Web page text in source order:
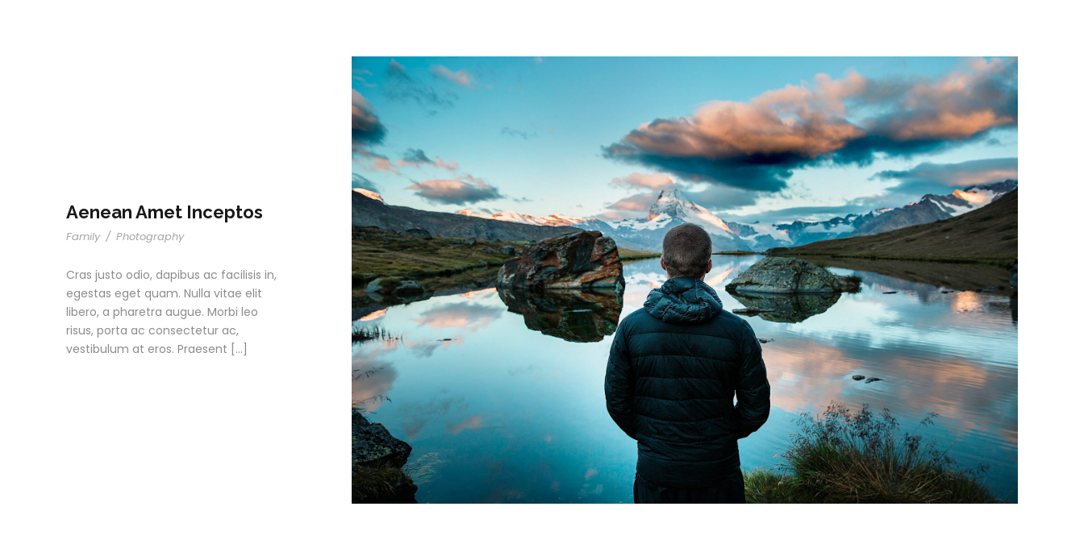
Aenean Amet Inceptos
Family / Photography
Cras justo odio, dapibus ac facilisis in,
egestas eget quam. Nulla vitae elit
libero, a pharetra augue. Morbi leo
risus, porta ac consectetur ac,
vestibulum at eros. Praesent […]